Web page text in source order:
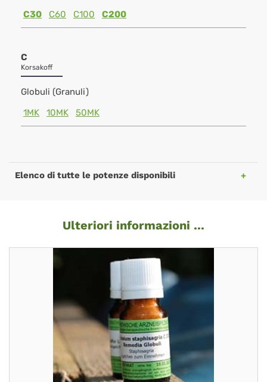
C30
C60 C100 C200
C
Korsakoff
Globuli (Granuli)
1MK
10MK 50MK
Elenco di tutte le potenze disponibili
Ulteriori informazioni ...